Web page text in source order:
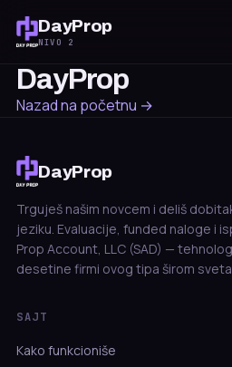
DayProp
NIVO 2
DayProp
Nazad na početnu →
DayProp
Trguješ našim novcem i deliš
jeziku. Evaluacije, funded naloge i
Prop Account, LLC (SAD) —
desetine firmi ovog tipa širom
SAJT
Kako funkcioniše